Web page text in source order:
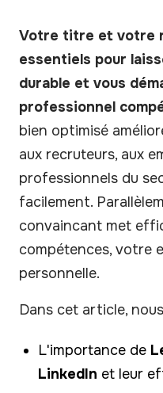
Votre titre et votre
essentiels pour
durable et vous
professionnel
bien optimisé
aux recruteurs, aux
professionnels du
facilement.
convaincant met
compétences, votre
personnelle.
Dans cet article,
L'importance de
LinkedIn et leur